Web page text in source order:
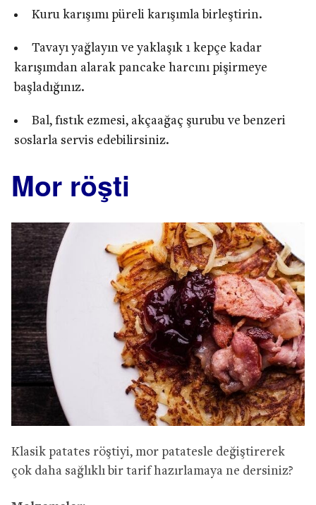
Kuru karışımı püreli karışımla birleştirin.
Tavayı yağlayın ve yaklaşık 1 kepçe kadar
karışımdan alarak pancake harcını pişirmeye
başladığınız.
Bal, fıstık ezmesi, akçaağaç şurubu ve benzeri
soslarla servis edebilirsiniz.
Mor röşti
Klasik patates röştiyi, mor patatesle değiştirerek
çok daha sağlıklı bir tarif hazırlamaya ne dersiniz?